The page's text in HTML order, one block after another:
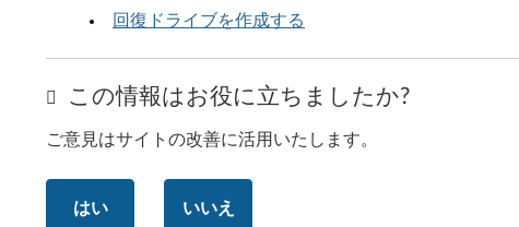
回復ドライブを作成する
この情報はお役に立ちましたか?
ご意見はサイトの改善に活用いたします。
はい いいえ